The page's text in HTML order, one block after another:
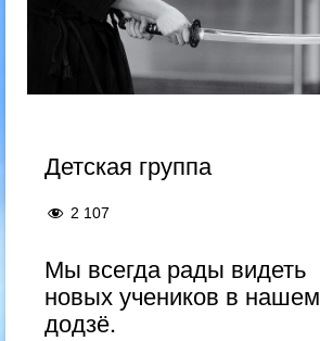
Детская группа
2 107
Мы всегда рады видеть
новых учеников в нашем
додзё.